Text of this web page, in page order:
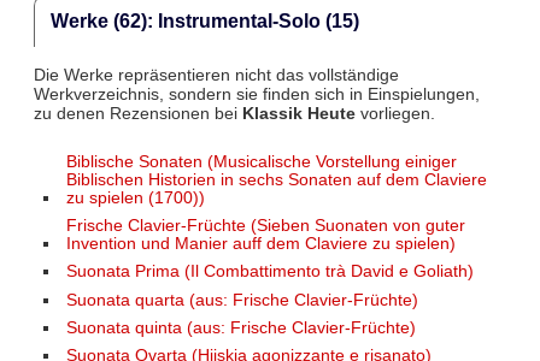
Werke (62): Instrumental-Solo (15)
Die Werke repräsentieren nicht das vollständige
Werkverzeichnis, sondern sie finden sich in Einspielungen,
zu denen Rezensionen bei Klassik Heutevorliegen.
Biblische Sonaten (Musicalische Vorstellung einiger
Biblischen Historien in sechs Sonaten auf dem Claviere
zu spielen (1700))
Frische Clavier-Früchte (Sieben Suonaten von guter
Invention und Manier auff dem Claviere zu spielen)
Suonata Prima (Il Combattimento trà David e Goliath)
Suonata quarta (aus: Frische Clavier-Früchte)
Suonata quinta (aus: Frische Clavier-Früchte)
Suonata Qvarta (Hiiskia agonizzante e risanato)